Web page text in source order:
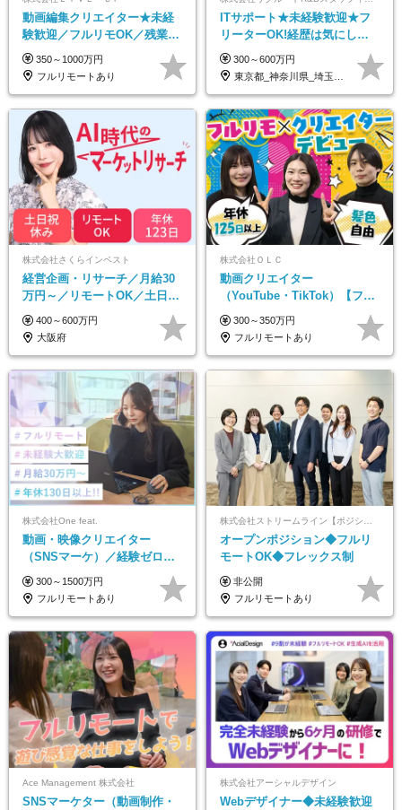
動画編集クリエイター★未経
験歓迎／フルリモOK／残業な
し／年間休日125日／髪・服・
ネイル自由／研修充実で安心
350～1000万円
フルリモートあり
ITサポート★未経験歓迎★フ
リーターOK!経歴は気にしな
くて大丈夫★超大手リクルー
トグループの正社員/sg
300～600万円
東京都_神奈川県_埼玉県_千葉県_大阪府…
株式会社さくらインベスト
経営企画・リサーチ／月給30
万円～／リモートOK／土日祝
休み／生成AIを活用できる方
歓迎
400～600万円
大阪府
株式会社ＯＬＣ
動画クリエイター
（YouTube・TikTok）【フレ
ックス/フルリモ】未経験OK
｜Web研修1年間｜副業OK
300～350万円
フルリモートあり
株式会社One feat.
動画・映像クリエイター
（SNSマーケ）／経験ゼロか
ら一流へ／フルリモートOK／
月給30万円～／年休130日以上
300～1500万円
フルリモートあり
株式会社ストリームライン【ポジションマッチ登録】
オープンポジション◆フルリ
モートOK◆フレックス制
非公開
フルリモートあり
Ace Management 株式会社
SNSマーケター（動画制作・
株式会社アーシャルデザイン
Webデザイナー◆未経験歓迎